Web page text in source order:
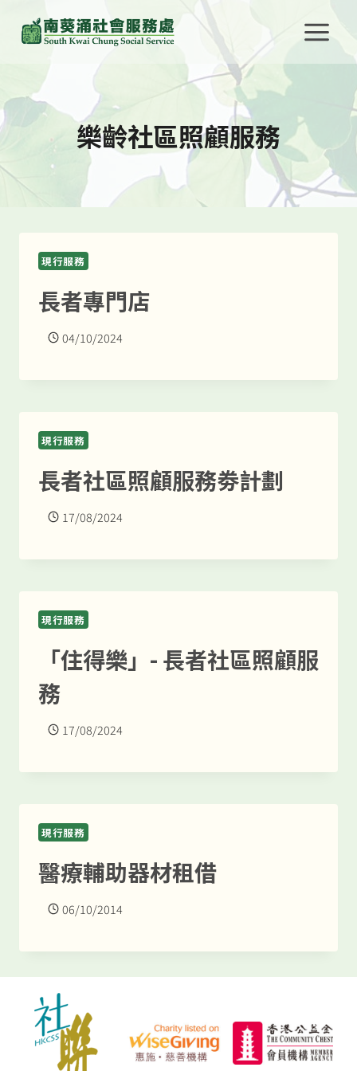
樂齡社區照顧服務
現行服務
長者專門店
04/10/2024
現行服務
長者社區照顧服務劵計劃
17/08/2024
現行服務
「住得樂」- 長者社區照顧服
務
17/08/2024
現行服務
醫療輔助器材租借
06/10/2014